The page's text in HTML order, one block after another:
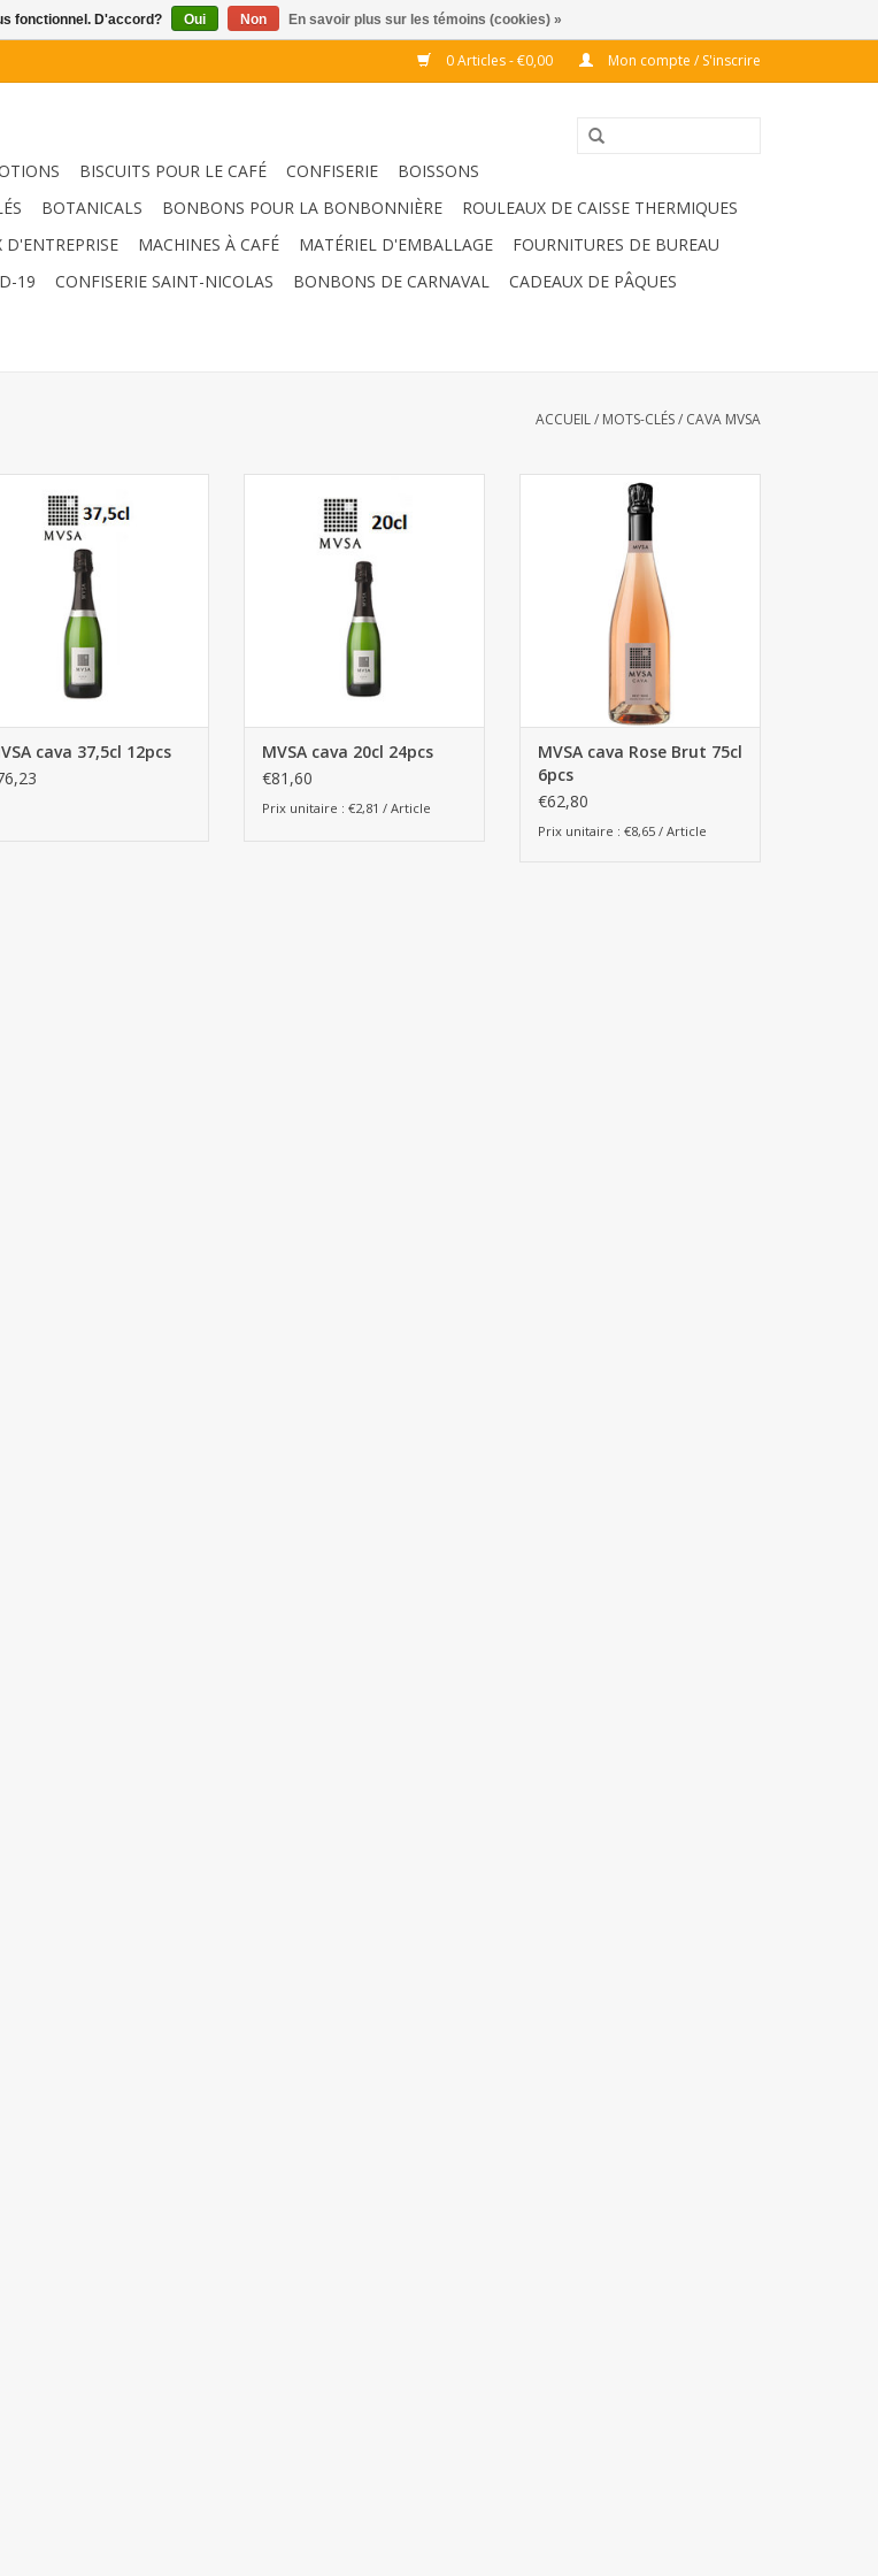
0 Articles - €0,00 Mon compte / S'inscrire
BISCUITS POUR LE CAFÉ CONFISERIE
BOISSONS
BOTANICALS BONBONS POUR LA BONBONNIÈRE
ROULEAUX DE CAISSE THERMIQUES
D'ENTREPRISE MACHINES À CAFÉ MATÉRIEL D'EMBALLAGE
FOURNITURES DE BUREAU
19 CONFISERIE SAINT-NICOLAS BONBONS DE CARNAVAL
CADEAUX DE PÂQUES
ACCUEIL/ MOTS-CLÉS/ CAVA MVSA
AJOUTER AU PANIER
cava 37,5cl 12pcs
AJOUTER AU PANIER
MVSA cava 20cl 24pcs
€81,60
Prix unitaire : €2,81 / Article
MVSA cava Rose Brut 75cl 6pcs
AJOUTER AU PANIER
MVSA cava Rose Brut 75cl
6pcs
€62,80
Prix unitaire : €8,65 / Article
fonctionnel. D'accord? Oui Non En savoir plus sur les témoins (cookies) »